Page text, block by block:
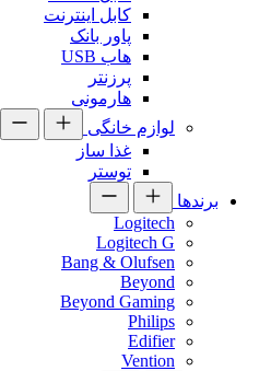
کابل اینترنت
پاور بانک
هاب USB
پرزنتر
هارمونی
لوازم خانگی
غذا ساز
توستر
برندها
Logitech
Logitech G
Bang & Olufsen
Beyond
Beyond Gaming
Philips
Edifier
Vention